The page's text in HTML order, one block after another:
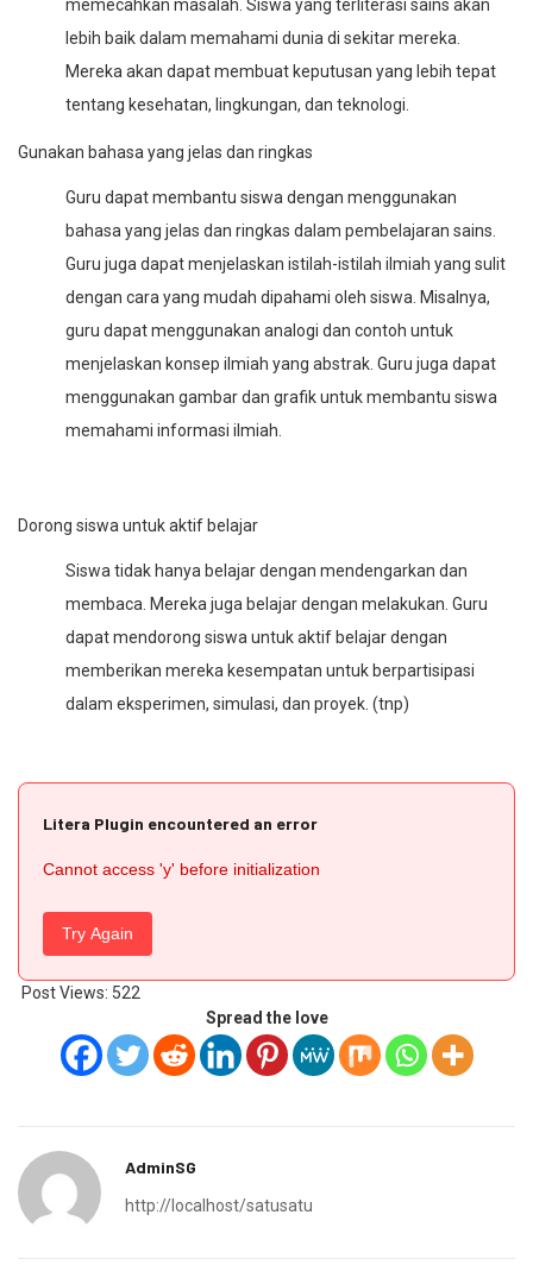
memecahkan masalah. Siswa yang terliterasi sains akan
lebih baik dalam memahami dunia di sekitar mereka.
Mereka akan dapat membuat keputusan yang lebih tepat
tentang kesehatan, lingkungan, dan teknologi.
Gunakan bahasa yang jelas dan ringkas
Guru dapat membantu siswa dengan menggunakan
bahasa yang jelas dan ringkas dalam pembelajaran sains.
Guru juga dapat menjelaskan istilah-istilah ilmiah yang sulit
dengan cara yang mudah dipahami oleh siswa. Misalnya,
guru dapat menggunakan analogi dan contoh untuk
menjelaskan konsep ilmiah yang abstrak. Guru juga dapat
menggunakan gambar dan grafik untuk membantu siswa
memahami informasi ilmiah.
Dorong siswa untuk aktif belajar
Siswa tidak hanya belajar dengan mendengarkan dan
membaca. Mereka juga belajar dengan melakukan. Guru
dapat mendorong siswa untuk aktif belajar dengan
memberikan mereka kesempatan untuk berpartisipasi
dalam eksperimen, simulasi, dan proyek. (tnp)
Litera Plugin encountered an error
Cannot access 'y' before initialization
Try Again
Post Views: 522
Spread the love
AdminSG
http://localhost/satusatu